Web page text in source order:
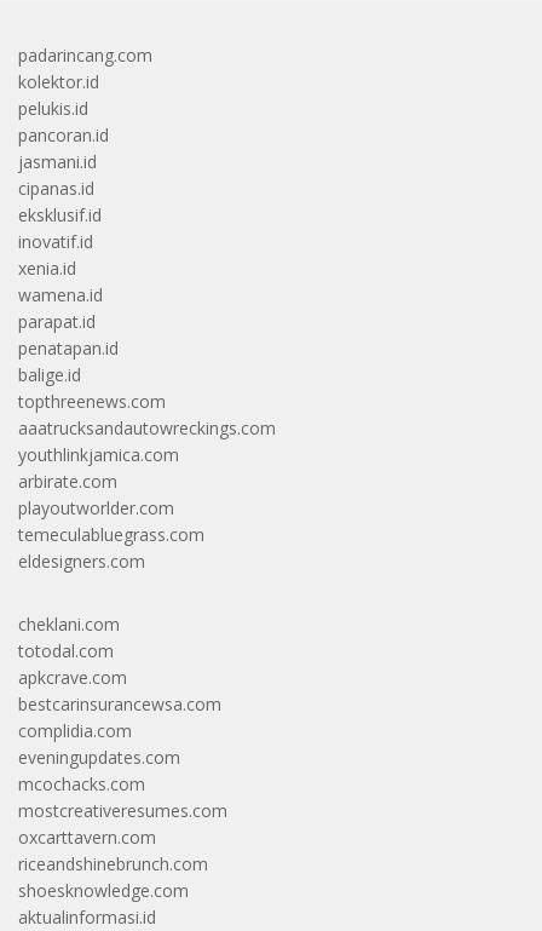
padarincang.com
kolektor.id
pelukis.id
pancoran.id
jasmani.id
cipanas.id
eksklusif.id
inovatif.id
xenia.id
wamena.id
parapat.id
penatapan.id
balige.id
topthreenews.com
aaatrucksandautowreckings.com
youthlinkjamica.com
arbirate.com
playoutworlder.com
temeculabluegrass.com
eldesigners.com
cheklani.com
totodal.com
apkcrave.com
bestcarinsurancewsa.com
complidia.com
eveningupdates.com
mcochacks.com
mostcreativeresumes.com
oxcarttavern.com
riceandshinebrunch.com
shoesknowledge.com
aktualinformasi.id